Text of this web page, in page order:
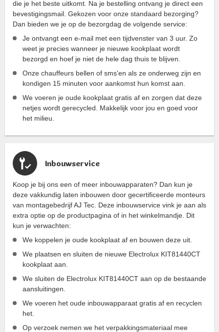
die je het beste uitkomt. Na je bestelling ontvang je direct een
bevestigingsmail. Gekozen voor onze standaard bezorging?
Dan bieden we je op de bezorgdag de volgende service:
Je ontvangt een e-mail met een tijdvenster van 3 uur. Zo
weet je precies wanneer je nieuwe kookplaat wordt
bezorgd en hoef je niet de hele dag thuis te blijven.
Onze chauffeurs bellen of sms'en als ze onderweg zijn en
kondigen 15 minuten voor aankomst hun komst aan.
We voeren je oude kookplaat gratis af en zorgen dat deze
netjes wordt gerecycled. Makkelijk voor jou en goed voor
het milieu.
Inbouwservice
Koop je bij ons een of meer inbouwapparaten? Dan kun je
deze vakkundig laten inbouwen door gecertificeerde monteurs
van montagebedrijf AJ Tec. Deze inbouwservice vink je aan als
extra optie op de productpagina of in het winkelmandje. Dit
kun je verwachten:
We koppelen je oude kookplaat af en bouwen deze uit.
We plaatsen en sluiten de nieuwe Electrolux KIT81440CT
kookplaat aan.
We sluiten de Electrolux KIT81440CT aan op de bestaande
aansluitingen.
We voeren het oude inbouwapparaat gratis af en recyclen
het.
Op verzoek nemen we het verpakkingsmateriaal mee